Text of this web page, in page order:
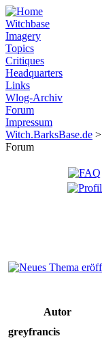
Witchbase
Imagery
Topics
Critiques
Headquarters
Links
Wlog-Archiv
Forum
Impressum
Witch.BarksBase.de >
Forum
Autor
greyfrancis